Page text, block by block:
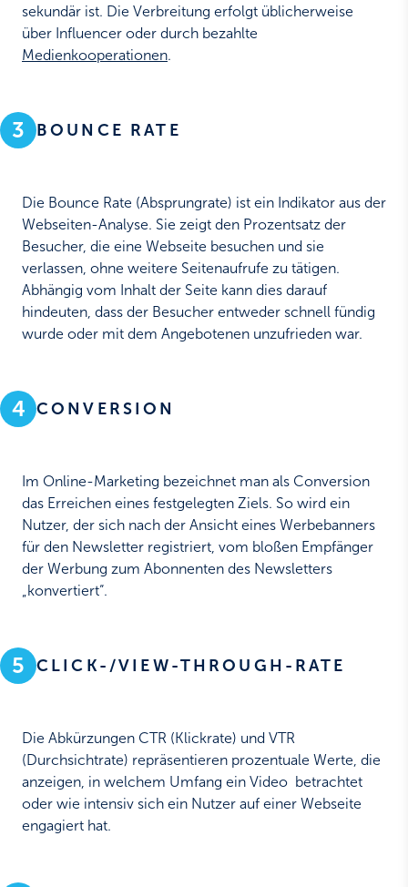
sekundär ist. Die Verbreitung erfolgt üblicherweise
über Influencer oder durch bezahlte
Medienkooperationen.
3 BOUNCE RATE
Die Bounce Rate (Absprungrate) ist ein Indikator aus der
Webseiten-Analyse. Sie zeigt den Prozentsatz der
Besucher, die eine Webseite besuchen und sie
verlassen, ohne weitere Seitenaufrufe zu tätigen.
Abhängig vom Inhalt der Seite kann dies darauf
hindeuten, dass der Besucher entweder schnell fündig
wurde oder mit dem Angebotenen unzufrieden war.
4 CONVERSION
Im Online-Marketing bezeichnet man als Conversion
das Erreichen eines festgelegten Ziels. So wird ein
Nutzer, der sich nach der Ansicht eines Werbebanners
für den Newsletter registriert, vom bloßen Empfänger
der Werbung zum Abonnenten des Newsletters
„konvertiert“.
5 CLICK-/VIEW-THROUGH-RATE
Die Abkürzungen CTR (Klickrate) und VTR
(Durchsichtrate) repräsentieren prozentuale Werte, die
anzeigen, in welchem Umfang ein Video betrachtet
oder wie intensiv sich ein Nutzer auf einer Webseite
engagiert hat.